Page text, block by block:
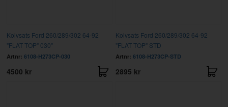
Kolvsats Ford 260/289/302 64-92
"FLAT TOP" 030"
Artnr: 6108-H273CP-030
4500 kr
Kolvsats Ford 260/289/302 64-92
"FLAT TOP" STD
Artnr: 6108-H273CP-STD
2895 kr